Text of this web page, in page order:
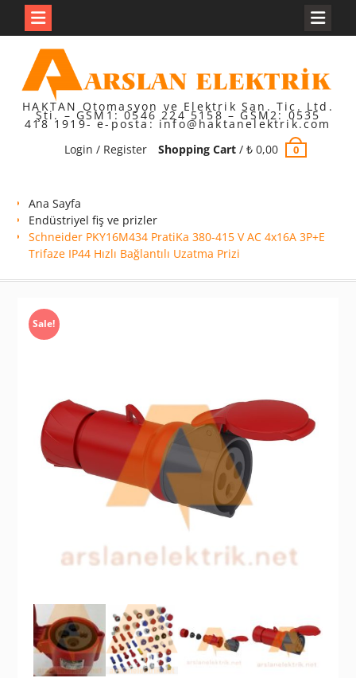
content
HAKTAN Otomasyon ve Elektrik San. Tic. Ltd.
Şti. – GSM1: 0546 224 5158 – GSM2: 0535
418 1919- e-posta: info@haktanelektrik.com
Login / Register
Shopping Cart/ ₺0,00 0
Ana Sayfa
Endüstriyel fiş ve prizler
Schneider PKY16M434 PratiKa 380-415 V AC 4x16A 3P+E
Trifaze IP44 Hızlı Bağlantılı Uzatma Prizi
Sale!